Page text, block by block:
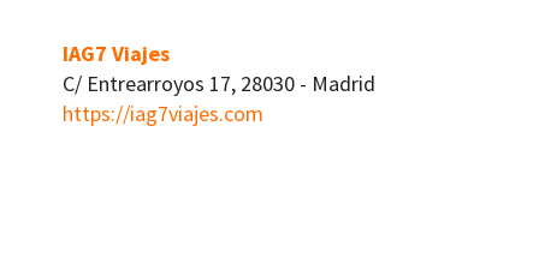
IAG7 Viajes
C/ Entrearroyos 17, 28030 - Madrid
https://iag7viajes.com